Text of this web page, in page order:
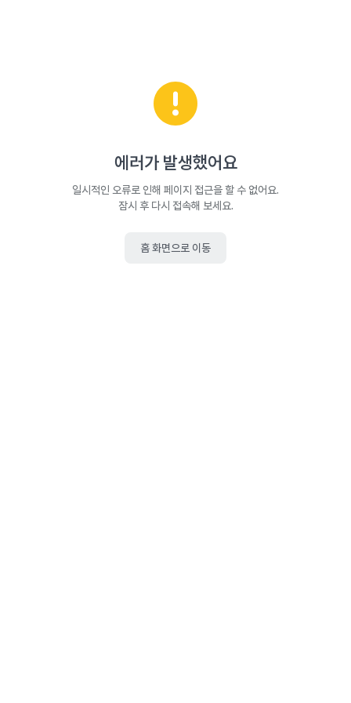
에러가 발생했어요
일시적인 오류로 인해 페이지 접근을 할 수 없어요.
잠시 후 다시 접속해 보세요.
홈 화면으로 이동